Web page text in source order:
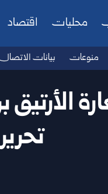
محليات اقتصاد
منوعات بيانات الاتصال